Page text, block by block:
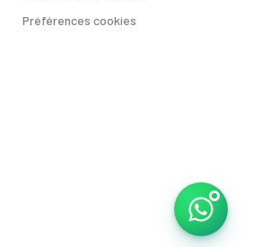
Préférences cookies